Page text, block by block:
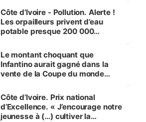
Côte d’Ivoire - Pollution. Alerte !
Les orpailleurs privent d’eau
potable presque 200 000
Le montant choquant que
Infantino aurait gagné dans la
vente de la Coupe du monde
Côte d’Ivoire. Prix national
d’Excellence. « J’encourage notre
jeunesse à (…) cultiver la